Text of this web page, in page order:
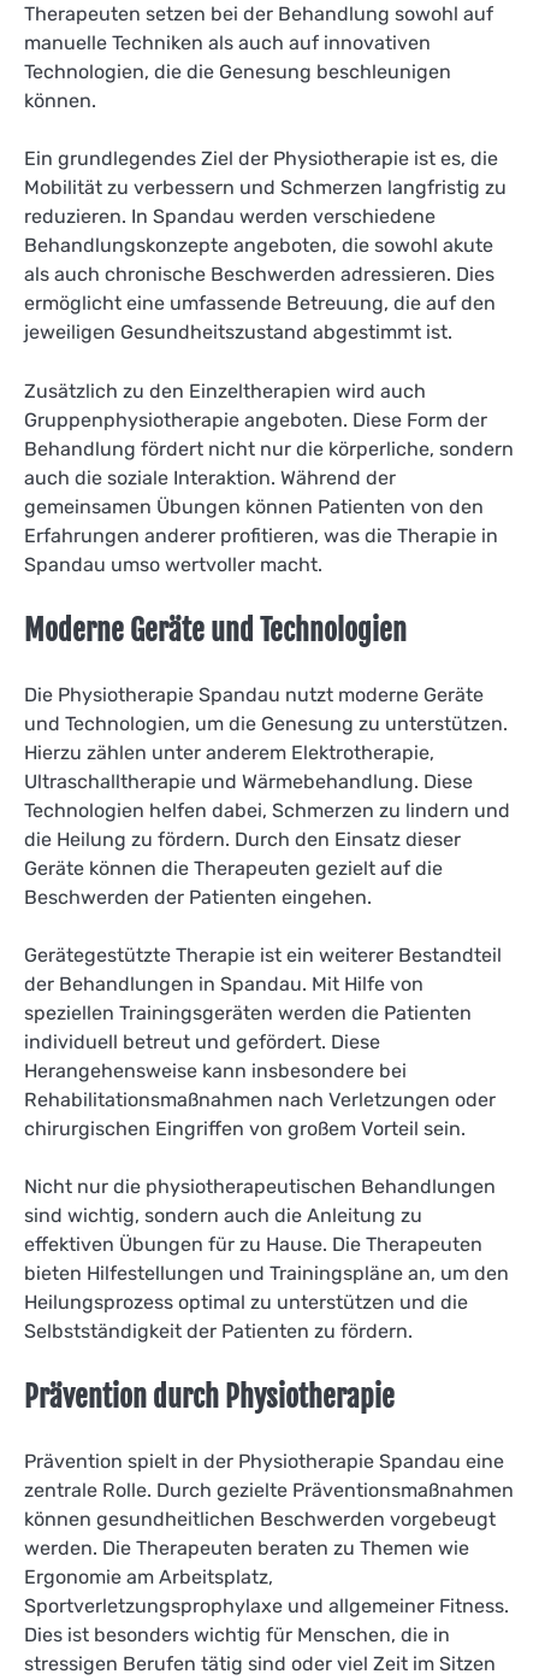
Therapeuten setzen bei der Behandlung sowohl auf
manuelle Techniken als auch auf innovativen
Technologien, die die Genesung beschleunigen
können.
Ein grundlegendes Ziel der Physiotherapie ist es, die
Mobilität zu verbessern und Schmerzen langfristig zu
reduzieren. In Spandau werden verschiedene
Behandlungskonzepte angeboten, die sowohl akute
als auch chronische Beschwerden adressieren. Dies
ermöglicht eine umfassende Betreuung, die auf den
jeweiligen Gesundheitszustand abgestimmt ist.
Zusätzlich zu den Einzeltherapien wird auch
Gruppenphysiotherapie angeboten. Diese Form der
Behandlung fördert nicht nur die körperliche, sondern
auch die soziale Interaktion. Während der
gemeinsamen Übungen können Patienten von den
Erfahrungen anderer profitieren, was die Therapie in
Spandau umso wertvoller macht.
Moderne Geräte und Technologien
Die Physiotherapie Spandau nutzt moderne Geräte
und Technologien, um die Genesung zu unterstützen.
Hierzu zählen unter anderem Elektrotherapie,
Ultraschalltherapie und Wärmebehandlung. Diese
Technologien helfen dabei, Schmerzen zu lindern und
die Heilung zu fördern. Durch den Einsatz dieser
Geräte können die Therapeuten gezielt auf die
Beschwerden der Patienten eingehen.
Gerätegestützte Therapie ist ein weiterer Bestandteil
der Behandlungen in Spandau. Mit Hilfe von
speziellen Trainingsgeräten werden die Patienten
individuell betreut und gefördert. Diese
Herangehensweise kann insbesondere bei
Rehabilitationsmaßnahmen nach Verletzungen oder
chirurgischen Eingriffen von großem Vorteil sein.
Nicht nur die physiotherapeutischen Behandlungen
sind wichtig, sondern auch die Anleitung zu
effektiven Übungen für zu Hause. Die Therapeuten
bieten Hilfestellungen und Trainingspläne an, um den
Heilungsprozess optimal zu unterstützen und die
Selbstständigkeit der Patienten zu fördern.
Prävention durch Physiotherapie
Prävention spielt in der Physiotherapie Spandau eine
zentrale Rolle. Durch gezielte Präventionsmaßnahmen
können gesundheitlichen Beschwerden vorgebeugt
werden. Die Therapeuten beraten zu Themen wie
Ergonomie am Arbeitsplatz,
Sportverletzungsprophylaxe und allgemeiner Fitness.
Dies ist besonders wichtig für Menschen, die in
stressigen Berufen tätig sind oder viel Zeit im Sitzen